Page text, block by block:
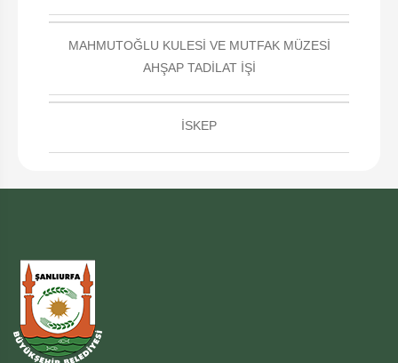
MAHMUTOĞLU KULESİ VE MUTFAK MÜZESİ
AHŞAP TADİLAT İŞİ
İSKEP